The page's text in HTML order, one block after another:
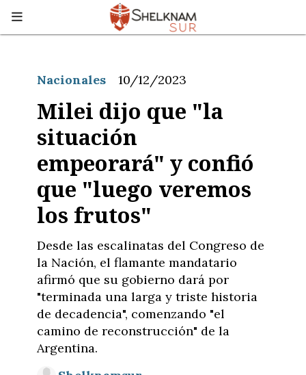
Milei dijo que "la
situación
empeorará" y confió
que "luego veremos
los frutos"
Desde las escalinatas del Congreso de
la Nación, el flamante mandatario
afirmó que su gobierno dará por
"terminada una larga y triste historia
de decadencia", comenzando "el
camino de reconstrucción" de la
Argentina.
Nacionales 10/12/2023